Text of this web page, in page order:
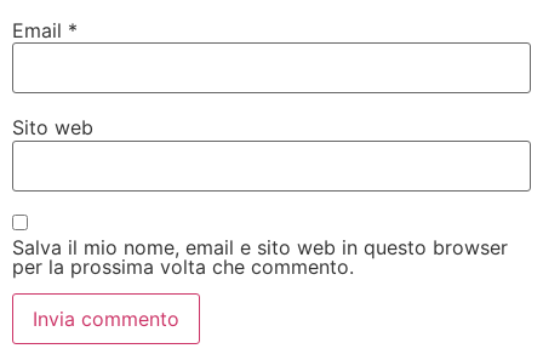
Email *
Sito web
Salva il mio nome, email e sito web in questo browser
per la prossima volta che commento.